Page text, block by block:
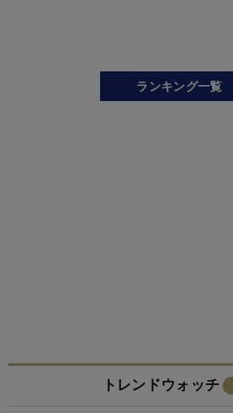
ランキング一覧
トレンドウォッチ